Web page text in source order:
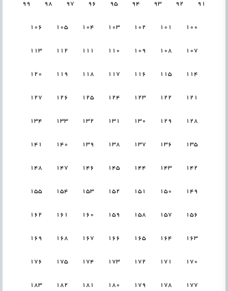
91
92
93
94
95
96
97
98
99
100
101
102
103
104
105
106
107
108
109
110
111
112
113
114
115
116
117
118
119
120
121
122
123
124
125
126
127
128
129
130
131
132
133
134
135
136
137
138
139
140
141
142
143
144
145
146
147
148
149
150
151
152
153
154
155
156
157
158
159
160
161
162
163
164
165
166
167
168
169
170
171
172
173
174
175
176
177
178
179
180
181
182
183